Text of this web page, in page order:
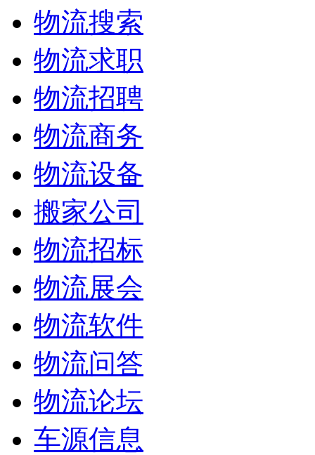
物流搜索
物流求职
物流招聘
物流商务
物流设备
搬家公司
物流招标
物流展会
物流软件
物流问答
物流论坛
车源信息